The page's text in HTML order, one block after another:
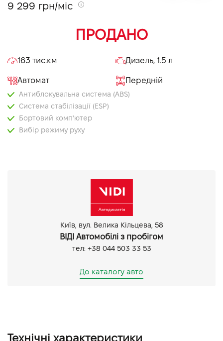
9 299 грн/міс
ПРОДАНО
163 тис.км Дизель, 1.5 л
Автомат Передній
Антиблокувальна система (ABS)
Система стабілізації (ESP)
Бортовий комп'ютер
Вибір режиму руху
Мультифункціональне кермо
Київ, вул. Велика Кільцева, 58
ВІДІ Автомобілі з пробігом
тел: +38 044 503 33 53
До каталогу авто
Технічні характеристики
Контакти
Підпишись на наш канал та слідкуй за